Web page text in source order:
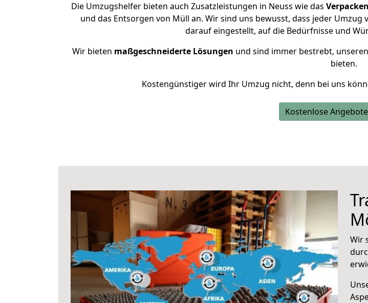
Die Umzugshelfer bieten auch Zusatzleistungen in Neuss wie das Verpacken
und das Entsorgen von Müll an. Wir sind uns bewusst, dass jeder
darauf eingestellt, auf die Bedürfnisse und
Wir bieten maßgeschneiderte Lösungen und sind immer bestrebt,
bieten.
Kostengünstiger wird Ihr Umzug nicht, denn bei uns
Kostenlose
Wir